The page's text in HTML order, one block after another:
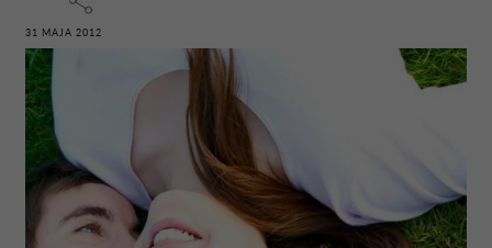
31 MAJA 2012